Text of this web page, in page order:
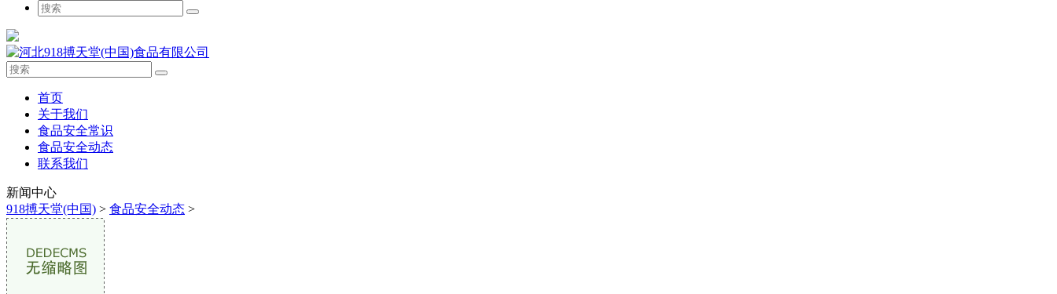
首页
关于我们
食品安全常识
食品安全动态
联系我们
新闻中心
918搏天堂(中国) > 食品安全动态 >